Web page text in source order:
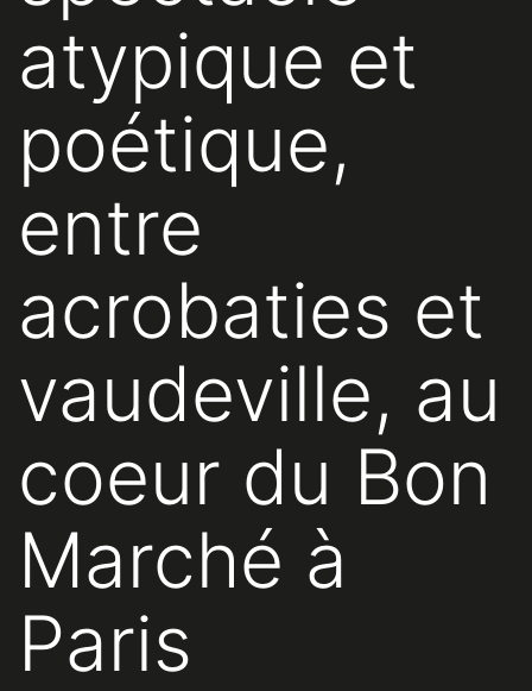
atypique et
poétique,
entre
acrobaties et
vaudeville, au
coeur du Bon
Marché à
Paris